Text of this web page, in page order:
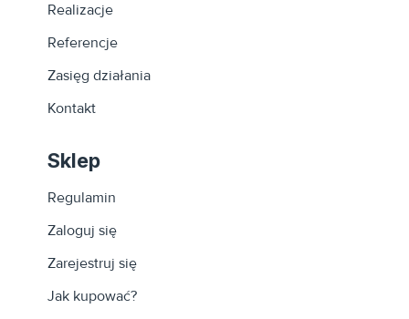
Realizacje
Referencje
Zasięg działania
Kontakt
Sklep
Regulamin
Zaloguj się
Zarejestruj się
Jak kupować?